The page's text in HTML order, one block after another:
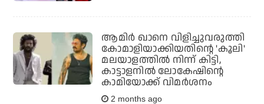
ആമിര്‍ ഖാനെ വിളിച്ചുവരുത്തി
കോമാളിയാക്കിയതിന്റെ 'കൂലി'
മലയാളത്തില്‍ നിന്ന് കിട്ടി,
കാട്ടാളനില്‍ ലോകേഷിന്റെ
കാമിയോക്ക് വിമര്‍ശനം
2 months ago